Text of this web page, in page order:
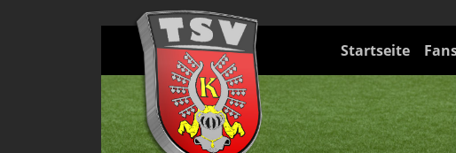
Startseite